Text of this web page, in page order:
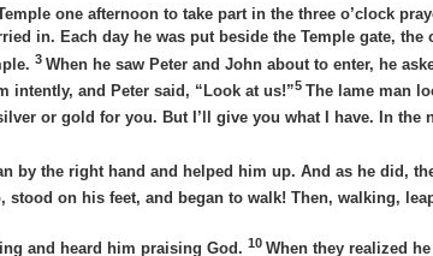
one afternoon to take part in the three o’clock
in. Each day he was put beside the Temple gate,
3 When he saw Peter and John about to enter, he
intently, and Peter said, “Look at us!”5 The lame man
or gold for you. But I’ll give you what I have. In the
by the right hand and helped him up. And as he did,
stood on his feet, and began to walk! Then, walking,
and heard him praising God. 10 When they realized